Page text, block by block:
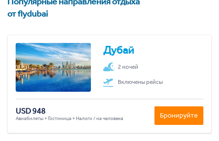
от flydubai
Дубай
2 ночей
Включены рейсы
USD 948
Авиабилеты + Гостиница + Налоги / на человека Бронируйте